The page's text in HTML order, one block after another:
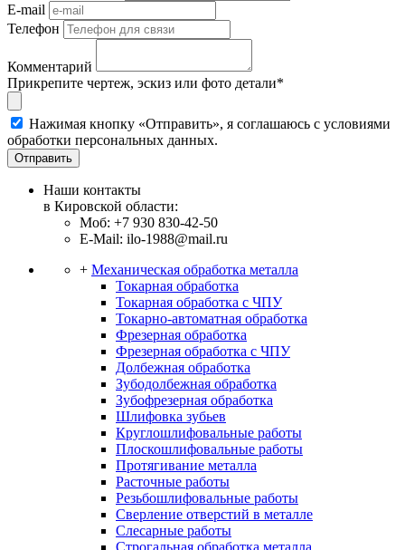
E-mail
Телефон
Комментарий
Прикрепите чертеж, эскиз или фото детали*
Нажимая кнопку «Отправить», я соглашаюсь с условиями
обработки персональных данных.
Отправить
Наши контакты
в Кировской области:
Моб: +7 930 830-42-50
E-Mail: ilo-1988@mail.ru
+ Механическая обработка металла
Токарная обработка
Токарная обработка с ЧПУ
Токарно-автоматная обработка
Фрезерная обработка
Фрезерная обработка c ЧПУ
Долбежная обработка
Зубодолбежная обработка
Зубофрезерная обработка
Шлифовка зубьев
Круглошлифовальные работы
Плоскошлифовальные работы
Протягивание металла
Расточные работы
Резьбошлифовальные работы
Сверление отверстий в металле
Слесарные работы